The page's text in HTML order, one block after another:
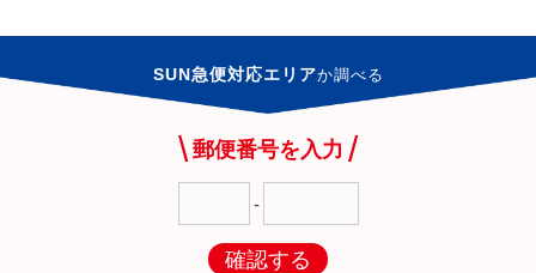
SUN急便対応エリアか調べる
郵便番号を入力
-
確認する